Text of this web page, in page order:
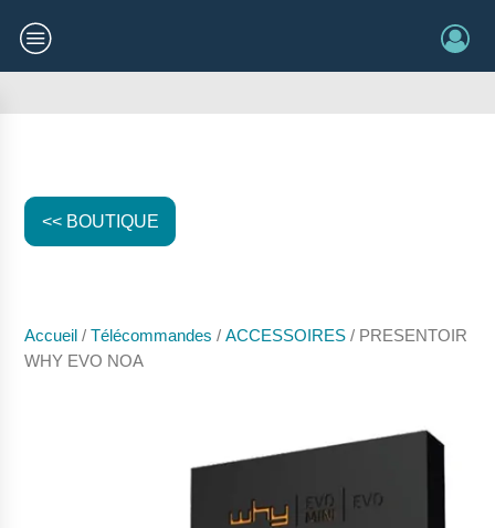
<< BOUTIQUE
Accueil /Télécommandes /ACCESSOIRES / PRESENTOIR
WHY EVO NOA